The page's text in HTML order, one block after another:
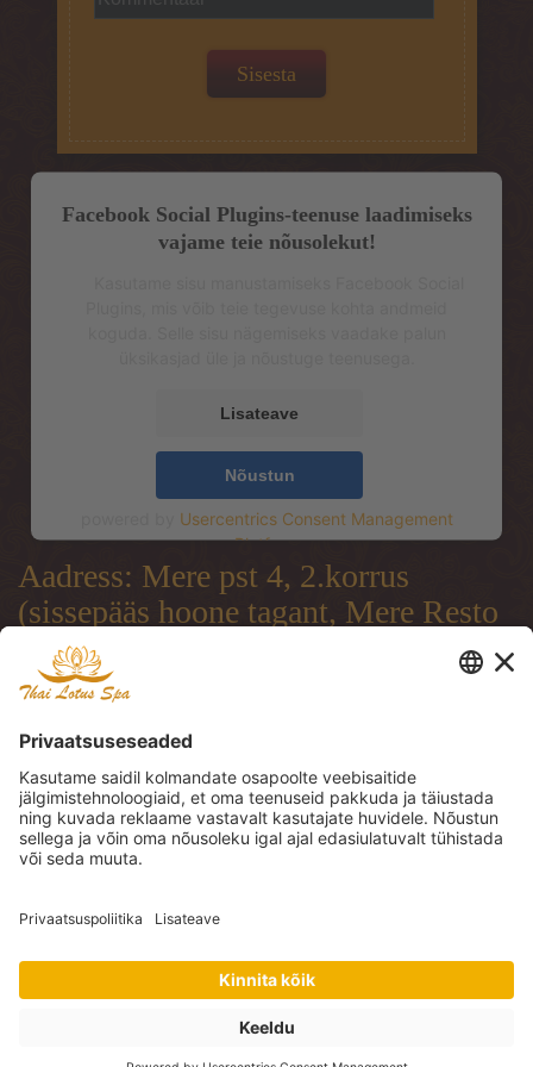
Facebook Social Plugins-teenuse laadimiseks
vajame teie nõusolekut!
Lisateave
Nõustun
Usercentrics Consent Management
Platform
Aadress: Mere pst 4, 2.korrus
(sissepääs hoone tagant, Mere Resto
terrassi läbi)
Address: Mere pst 4, 2.floor
(entrance from the backside of the
building, through Mere Resto
Lounge terrace)
Адрес: Mere pst 4, 2. этаж (вход со
двора, через террасу ресторана
Tel: (+372) 51 997 707, (+372) 600